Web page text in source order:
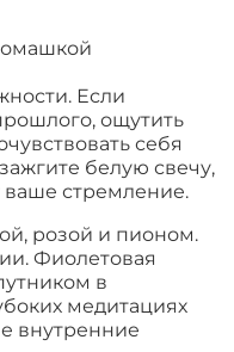
Если
ощутить
себя
белую свечу,
стремление.
розой и пионом.
Фиолетовая
в
медитациях
внутренние